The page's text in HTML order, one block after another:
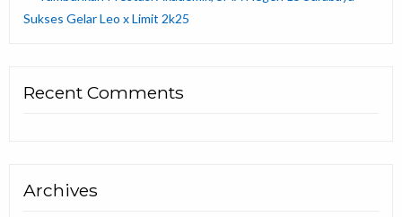
Sukses Gelar Leo x Limit 2k25
Recent Comments
Archives